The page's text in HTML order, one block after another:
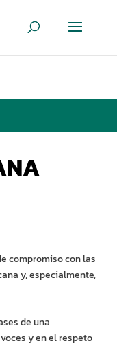
compromiso con las
y, especialmente,
de una
y en el respeto